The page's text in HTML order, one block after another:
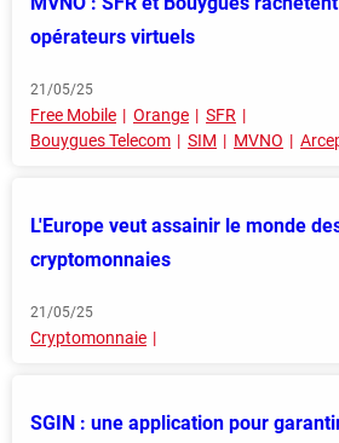
opérateurs virtuels
21/05/25
Free Mobile Orange
SFR
Bouygues Telecom
SIM MVNO
L'Europe veut assainir le monde
cryptomonnaies
21/05/25
Cryptomonnaie
SGIN : une application pour